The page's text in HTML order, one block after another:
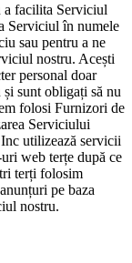
a facilita Serviciul
Serviciul în numele
sau pentru a ne
nostru. Acești
personal doar
și sunt obligați să nu
folosi Furnizori de
Serviciului
utilizează servicii
web terțe după ce
terți folosim
pe baza
nostru.